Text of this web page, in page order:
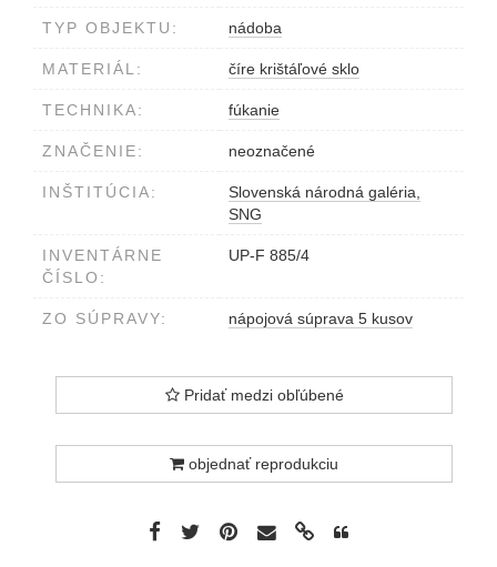
TYP OBJEKTU: nádoba
MATERIÁL: číre krištáľové sklo
TECHNIKA: fúkanie
ZNAČENIE: neoznačené
INŠTITÚCIA:
Slovenská národná galéria,
SNG
INVENTÁRNE
ČÍSLO:
UP-F 885/4
ZO SÚPRAVY: nápojová súprava 5 kusov
Pridať medzi obľúbené
objednať reprodukciu